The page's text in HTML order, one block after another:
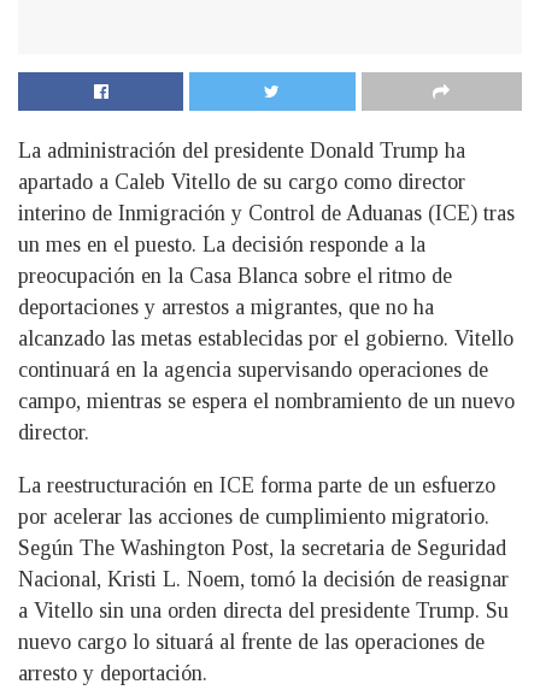
La administración del presidente Donald Trump ha
apartado a Caleb Vitello de su cargo como director
interino de Inmigración y Control de Aduanas (ICE) tras
un mes en el puesto. La decisión responde a la
preocupación en la Casa Blanca sobre el ritmo de
deportaciones y arrestos a migrantes, que no ha
alcanzado las metas establecidas por el gobierno. Vitello
continuará en la agencia supervisando operaciones de
campo, mientras se espera el nombramiento de un nuevo
director.
La reestructuración en ICE forma parte de un esfuerzo
por acelerar las acciones de cumplimiento migratorio.
Según The Washington Post, la secretaria de Seguridad
Nacional, Kristi L. Noem, tomó la decisión de reasignar
a Vitello sin una orden directa del presidente Trump. Su
nuevo cargo lo situará al frente de las operaciones de
arresto y deportación.